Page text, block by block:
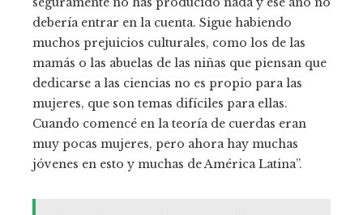
debería entrar en la cuenta. Sigue habiendo
muchos prejuicios culturales, como los de las
mamás o las abuelas de las niñas que piensan que
dedicarse a las ciencias no es propio para las
mujeres, que son temas difíciles para ellas.
Cuando comencé en la teoría de cuerdas eran
muy pocas mujeres, pero ahora hay muchas
jóvenes en esto y muchas de América Latina”.